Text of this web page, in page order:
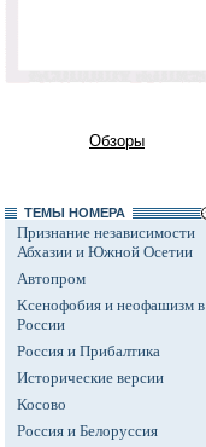
Обзоры
ТЕМЫ НОМЕРА
Признание независимости
Абхазии и Южной Осетии
Автопром
Ксенофобия и неофашизм в
России
Россия и Прибалтика
Исторические версии
Косово
Россия и Белоруссия